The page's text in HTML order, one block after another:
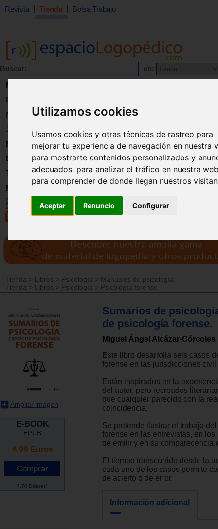
Utilizamos cookies
Usamos cookies y otras técnicas de rastreo para
mejorar tu experiencia de navegación en nuestra
para mostrarte contenidos personalizados y
adecuados, para analizar el tráfico en nuestra
para comprender de donde llegan nuestros
Aceptar Renuncio Configurar
Revista Tienda Bolsa Trabajo
Buscar: en:
Revista
Libros
Material
Juguetes
Formación
Directorio
Trabajo
Registro
Tienda > Libros > Psicología > Manuales de psicología
Tienda
> Libros > Psicología > Psicología forense
Ampliar imagen
E-BOOK
EPUB
6.99 Euros
7.76 Dólares*
Sumarios de
de psicología forense.
Miguel Ángel Alcázar-Córcoles
Este libro desarrolla seis casos
forense en las jurisdicciones civil
Están inspirados en la
del autor, pero recreados
que cualquier parecido con la
coincidencia.
Se pretende ilustrar el trabajo
forense en las entrevistas, en los
de emitir y en su comparecencia
El tiempo transcurrido desde la
cada uno de los casos permite
de acierto o de error.
Información adicional